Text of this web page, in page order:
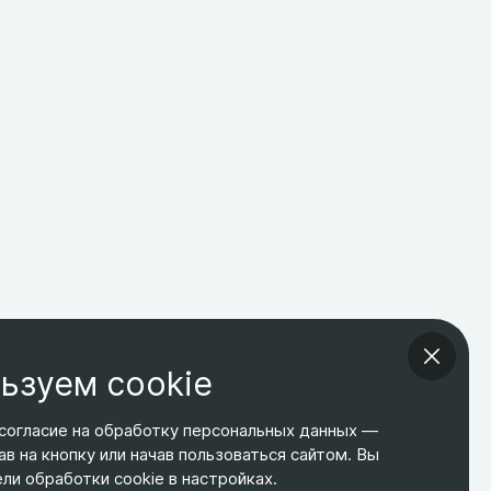
ТЕЛЕФОН
+7 495 266-65-67
ЭЛ. ПОЧТА
shop@relines.ru
АДРЕС
Москва, Гаражная 8
cookie
на обработку персональных данных —
на кнопку или начав пользоваться сайтом. Вы
обработки cookie в настройках.